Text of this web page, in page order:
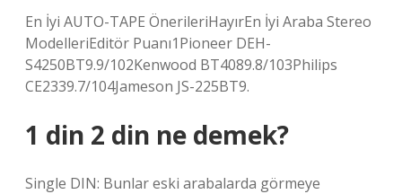
En İyi AUTO-TAPE ÖnerileriHayırEn İyi Araba Stereo
ModelleriEditör Puanı1Pioneer DEH-
S4250BT9.9/102Kenwood BT4089.8/103Philips
CE2339.7/104Jameson JS-225BT9.
1 din 2 din ne demek?
Single DIN: Bunlar eski arabalarda görmeye